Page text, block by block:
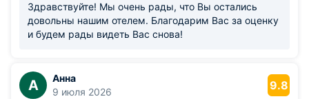
Здравствуйте! Мы очень рады, что Вы остались
довольны нашим отелем. Благодарим Вас за оценку
и будем рады видеть Вас снова!
А
Анна
9 июля 2026
9.8